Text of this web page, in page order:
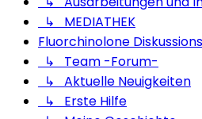
↳ MEDIATHEK
Fluorchinolone
↳ Team -Forum-
↳ Aktuelle Neuigkeiten
↳ Erste Hilfe